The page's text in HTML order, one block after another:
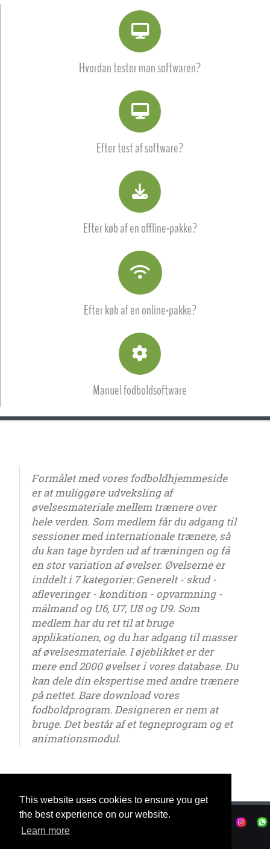
This website uses cookies to ensure you get
the best experience on our website.
Learn more
Hvordan tester man softwaren?
Efter test af software?
Efter køb af en offline-pakke?
Efter køb af en online-pakke?
Manuel fodboldsoftware
Formålet med vores fodboldhjemmeside
er at muliggøre udveksling af
øvelsesmateriale mellem trænere over
hele verden. Som medlem får du adgang til
sessioner med internationale trænere, så
du kan tage byrden ud af træningen og få
en stor variation af øvelser. Øvelserne er
inddelt i 7 kategorier: Generelt - skud -
afleveringer - kondition - opvarmning -
målmand og U6, U7, U8 og U9. Som
medlem har du ret til at bruge
applikationen, og du har adgang til masser
af øvelsesmateriale. I øjeblikket er der
mere end 2000 øvelser i vores database. Du
kan dele din ekspertise med andre trænere
på nettet. Bare download vores
fodboldprogram. Designeren er nem at
bruge. Det består af et tegneprogram og et
animationsmodul.
|